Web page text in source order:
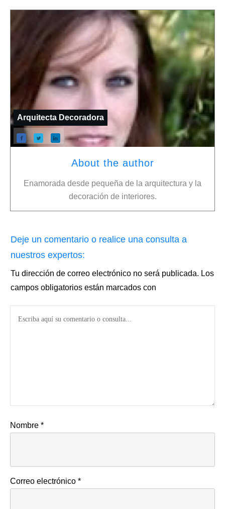
Arquitecta Decoradora
About the author
Enamorada desde pequeña de la arquitectura y la
decoración de interiores.
Deje un comentario o realice una consulta a
nuestros expertos:
Tu dirección de correo electrónico no será publicada. Los
campos obligatorios están marcados con
Nombre *
Correo electrónico *